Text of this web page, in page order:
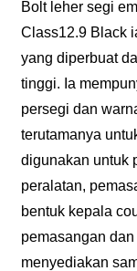
Bolt leher segi
Class12.9 Black
yang diperbuat
tinggi. Ia
persegi dan
terutamanya
digunakan untuk
peralatan,
bentuk kepala
pemasangan
menyediakan